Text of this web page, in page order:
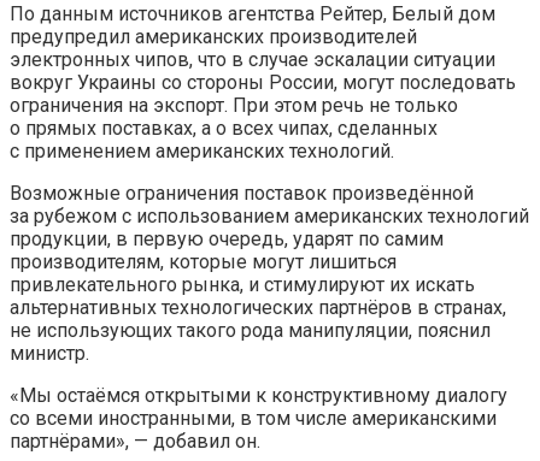
По данным источников агентства Рейтер, Белый дом
предупредил американских производителей
электронных чипов, что в случае эскалации ситуации
вокруг Украины со стороны России, могут последовать
ограничения на экспорт. При этом речь не только
о прямых поставках, а о всех чипах, сделанных
с применением американских технологий.
Возможные ограничения поставок произведённой
за рубежом с использованием американских технологий
продукции, в первую очередь, ударят по самим
производителям, которые могут лишиться
привлекательного рынка, и стимулируют их искать
альтернативных технологических партнёров в странах,
не использующих такого рода манипуляции, пояснил
министр.
«Мы остаёмся открытыми к конструктивному диалогу
со всеми иностранными, в том числе американскими
партнёрами», — добавил он.